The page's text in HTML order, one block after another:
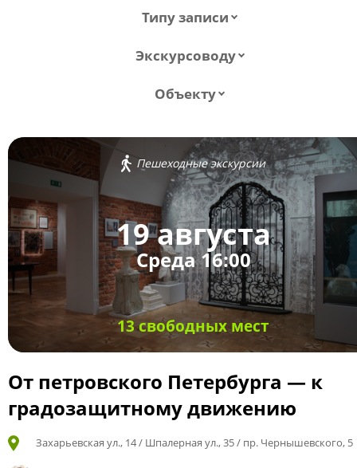
Типу записи
Экскурсоводу
Объекту
Пешеходные экскурсии
19 августа
Среда 16:00
13 свободных мест
От петровского Петербурга — к
градозащитному движению
Захарьевская ул., 14 / Шпалерная ул., 35 / пр. Чернышевского, 5